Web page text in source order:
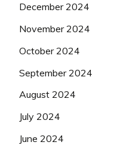
December 2024
November 2024
October 2024
September 2024
August 2024
July 2024
June 2024